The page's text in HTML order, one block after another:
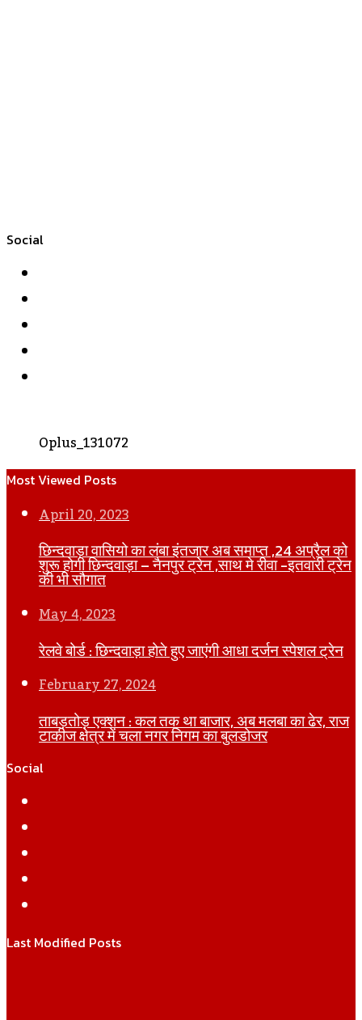
Social
Oplus_131072
Most Viewed Posts
April 20, 2023
छिन्दवाड़ा वासियो का लंबा इंतजार अब समाप्त ,24 अप्रैल को
शुरू होगी छिन्दवाड़ा – नैनपुर ट्रेन ,साथ मे रीवा -इतवारी ट्रेन
की भी सौगात
May 4, 2023
रेलवे बोर्ड : छिन्दवाड़ा होते हुए जाएंगी आधा दर्जन स्पेशल ट्रेन
February 27, 2024
ताबड़तोड़ एक्शन : कल तक था बाजार, अब मलबा का ढेर, राज
टाकीज क्षेत्र में चला नगर निगम का बुलडोजर
Social
Last Modified Posts